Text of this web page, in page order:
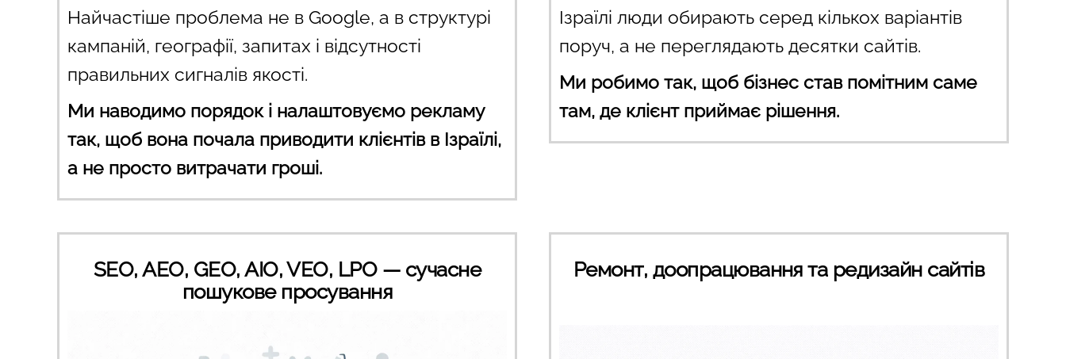
Найчастіше проблема не в Google, а в структурі
кампаній, географії, запитах і відсутності
правильних сигналів якості.
Ми наводимо порядок і налаштовуємо рекламу
так, щоб вона почала приводити клієнтів в Ізраїлі,
а не просто витрачати гроші.
Ізраїлі люди обирають серед кількох варіантів
поруч, а не переглядають десятки сайтів.
Ми робимо так, щоб бізнес став помітним саме
там, де клієнт приймає рішення.
SEO, AEO, GEO, AIO, VEO, LPO — сучасне
пошукове просування
Ремонт, доопрацювання та редизайн сайтів